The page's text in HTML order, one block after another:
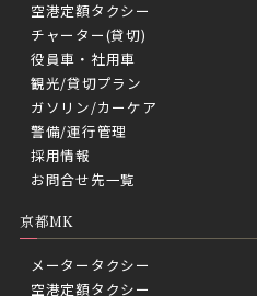
空港定額タクシー
チャーター(貸切)
役員車・社用車
観光/貸切プラン
ガソリン/カーケア
警備/運行管理
採用情報
お問合せ先一覧
京都MK
メータータクシー
空港定額タクシー